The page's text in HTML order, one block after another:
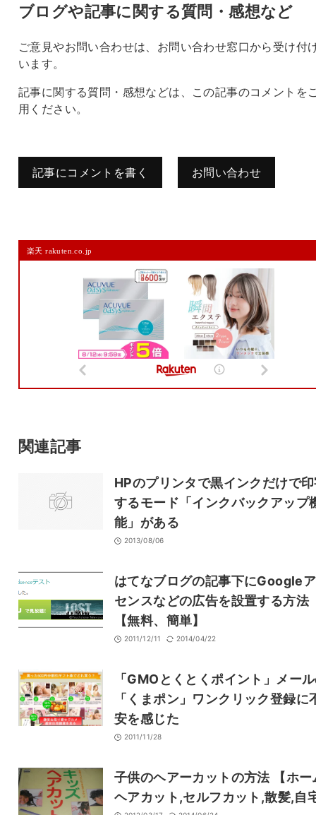
ブログや記事に関する質問・感想など
ご意見やお問い合わせは、お問い合わせ窓口から受け付
います。
記事に関する質問・感想などは、この記事のコメントを
用ください。
記事にコメントを書く お問い合わせ
メールアドレスは公開されません。
また、コメント欄には、必ず日本語を含めてください（スパム対策）。
サイト
楽天 rakuten.co.jp
関連記事
HPのプリンタで黒インクだけで
するモード「インクバックアップ
能」がある
2013/08/06
はてなブログの記事下にGoogle
センスなどの広告を設置する方
【無料、簡単】
2011/12/11 2014/04/22
「GMOとくとくポイント」メー
「くまポン」ワンクリック登録に
安を感じた
2011/11/28
子供のヘアーカットの方法 【ホー
ヘアカット,セルフカット,散髪,自